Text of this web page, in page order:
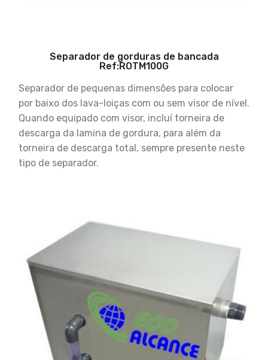
Separador de gorduras de bancada
Ref:ROTM100G
Separador de pequenas dimensões para colocar
por baixo dos lava-loiças com ou sem visor de nível.
Quando equipado com visor, incluí torneira de
descarga da lamina de gordura, para além da
torneira de descarga total, sempre presente neste
tipo de separador.